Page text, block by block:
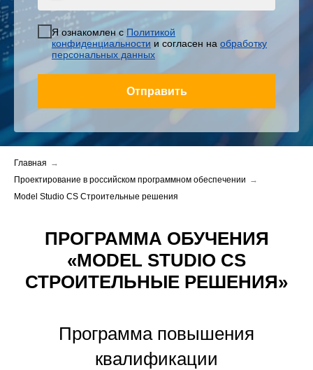
Я ознакомлен с Политикой
конфиденциальности и согласен на обработку
персональных данных
Отправить
Главная →
Проектирование в российском программном обеспечении →
Model Studio CS Строительные решения
ПРОГРАММА ОБУЧЕНИЯ
«MODEL STUDIO CS
СТРОИТЕЛЬНЫЕ РЕШЕНИЯ»
Программа повышения
квалификации